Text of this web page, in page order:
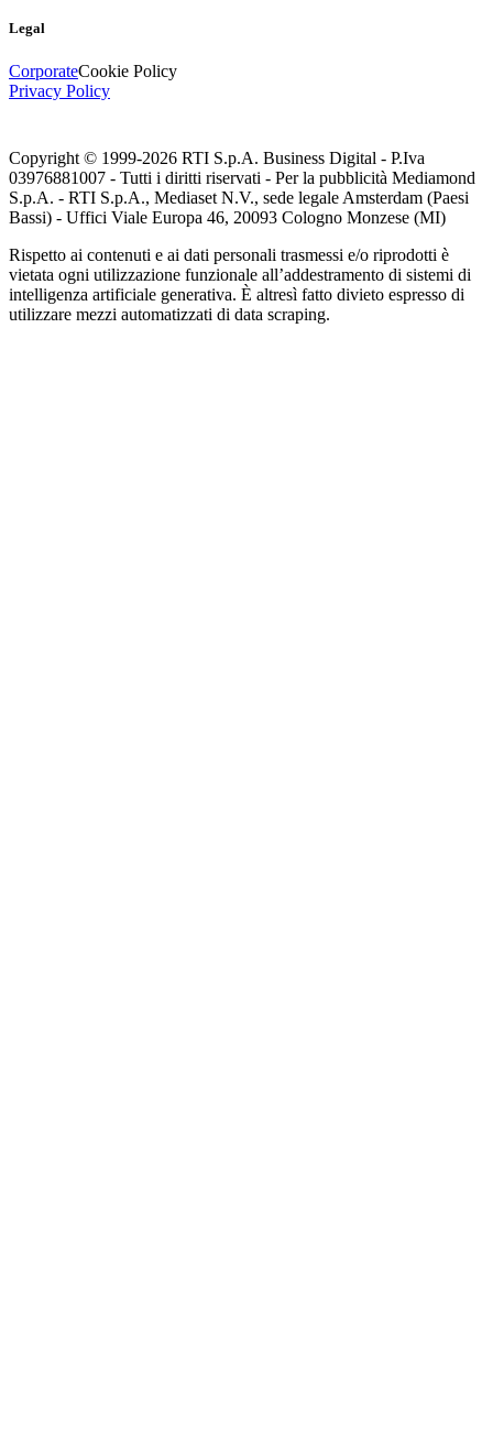
Legal
CorporateCookie Policy
Privacy Policy
Copyright © 1999-2026 RTI S.p.A. Business Digital - P.Iva
03976881007 - Tutti i diritti riservati - Per la pubblicità Mediamond
S.p.A. - RTI S.p.A., Mediaset N.V., sede legale Amsterdam (Paesi
Bassi) - Uffici Viale Europa 46, 20093 Cologno Monzese (MI)
Rispetto ai contenuti e ai dati personali trasmessi e/o riprodotti è
vietata ogni utilizzazione funzionale all’addestramento di sistemi di
intelligenza artificiale generativa. È altresì fatto divieto espresso di
utilizzare mezzi automatizzati di data scraping.